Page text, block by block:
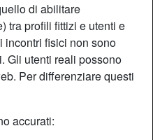
di abilitare
tra profili fittizi e utenti e
incontri fisici non sono
Gli utenti reali possono
Per differenziare questi
accurati:
chatChatta adesso